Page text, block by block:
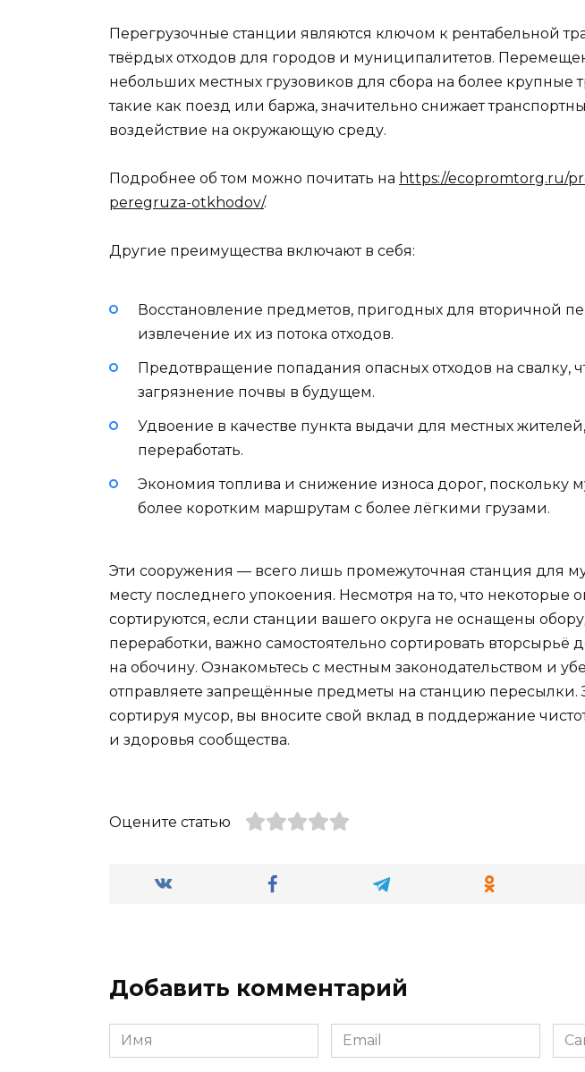
Перегрузочные станции являются ключом к рентабельной
твёрдых отходов для городов и муниципалитетов.
небольших местных грузовиков для сбора на более крупные
такие как поезд или баржа, значительно снижает
воздействие на окружающую среду.
Подробнее об том можно почитать на https://ecopromtorg.ru/
peregruza-otkhodov/.
Другие преимущества включают в себя:
Восстановление предметов, пригодных для вторичной
извлечение их из потока отходов.
Предотвращение попадания опасных отходов на свалку,
загрязнение почвы в будущем.
Удвоение в качестве пункта выдачи для местных
переработать.
Экономия топлива и снижение износа дорог, поскольку
более коротким маршрутам с более лёгкими грузами.
Эти сооружения — всего лишь промежуточная станция для
месту последнего упокоения. Несмотря на то, что некоторые
сортируются, если станции вашего округа не оснащены
переработки, важно самостоятельно сортировать вторсырьё
на обочину. Ознакомьтесь с местным законодательством и
отправляете запрещённые предметы на станцию пересылки.
сортируя мусор, вы вносите свой вклад в поддержание
и здоровья сообщества.
Оцените статью
Добавить комментарий
Имя
*
Email
*